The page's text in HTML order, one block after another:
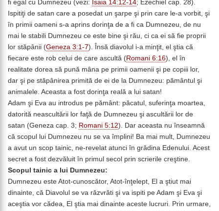
fi egal cu Dumnezeu (vezi: Isaia 14:12-14; Ezechiel cap. 28).
Ispitiţi de satan care a posedat un şarpe şi prin care le-a vorbit, şi
în primii oameni s-a aprins dorinţa de a fi ca Dumnezeu, de nu
mai le stabili Dumnezeu ce este bine şi rău, ci ca ei să fie proprii
lor stăpânii (Geneza 3:1-7). Însă diavolul i-a minţit, el ştia că
fiecare este rob celui de care ascultă (Romani 6:16), el în
realitate dorea să pună mâna pe primii oamenii şi pe copiii lor,
dar şi pe stăpânirea primită de ei de la Dumnezeu: pământul şi
animalele. Aceasta a fost dorinţa reală a lui satan!
Adam şi Eva au introdus pe pământ: păcatul, suferinţa moartea,
datorită neascultării lor faţă de Dumnezeu şi ascultării lor de
satan (Geneza cap. 3; Romani 5:12). Dar aceasta nu înseamnă
că scopul lui Dumnezeu nu se va împlini! Ba mai mult, Dumnezeu
a avut un scop tainic, ne-revelat atunci în grădina Edenului. Acest
secret a fost dezvăluit în primul secol prin scrierile creştine.
Scopul tainic a lui Dumnezeu:
Dumnezeu este Atot-cunoscător, Atot-înţelept, El a ştiut mai
dinainte, că Diavolul se va răzvrăti şi va ispiti pe Adam şi Eva şi
aceştia vor cădea, El ştia mai dinainte aceste lucruri. Prin urmare,